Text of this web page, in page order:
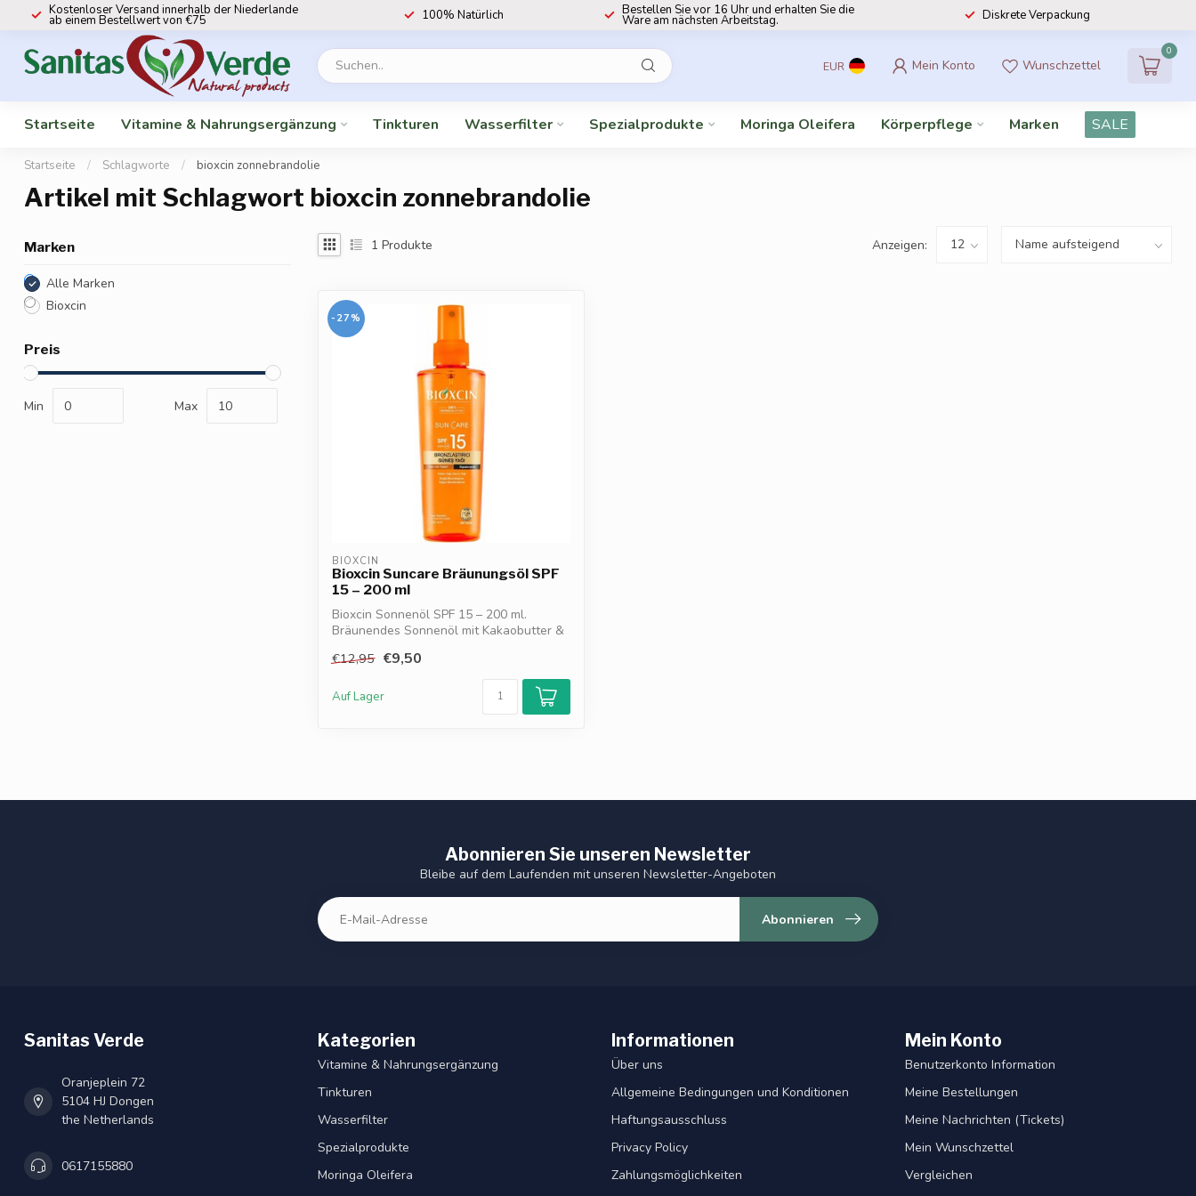
Kostenloser Versand innerhalb der Niederlande
ab einem Bestellwert von €75 100% Natürlich Bestellen Sie vor 16 Uhr und erhalten Sie die
Ware am nächsten Arbeitstag. Diskrete Verpackung
EUR Mein Konto Wunschzettel
0
Startseite Vitamine & Nahrungsergänzung Tinkturen Wasserfilter Spezialprodukte Moringa Oleifera Körperpflege Marken SALE
Startseite / Schlagworte / bioxcin zonnebrandolie
Artikel mit Schlagwort bioxcin zonnebrandolie
Marken
Alle Marken
Bioxcin
Preis
Min Max
1 Produkte Anzeigen:
-27%
BIOXCIN
Bioxcin Suncare Bräunungsöl SPF
15 – 200 ml
Bioxcin Sonnenöl SPF 15 – 200 ml.
Bräunendes Sonnenöl mit Kakaobutter &
€12,95 €9,50
Auf Lager
Abonnieren Sie unseren Newsletter
Bleibe auf dem Laufenden mit unseren Newsletter-Angeboten
Abonnieren
Sanitas Verde
Oranjeplein 72
5104 HJ Dongen
the Netherlands
0617155880
Kategorien
Vitamine & Nahrungsergänzung
Tinkturen
Wasserfilter
Spezialprodukte
Moringa Oleifera
Informationen
Über uns
Allgemeine Bedingungen und Konditionen
Haftungsausschluss
Privacy Policy
Zahlungsmöglichkeiten
Mein Konto
Benutzerkonto Information
Meine Bestellungen
Meine Nachrichten (Tickets)
Mein Wunschzettel
Vergleichen